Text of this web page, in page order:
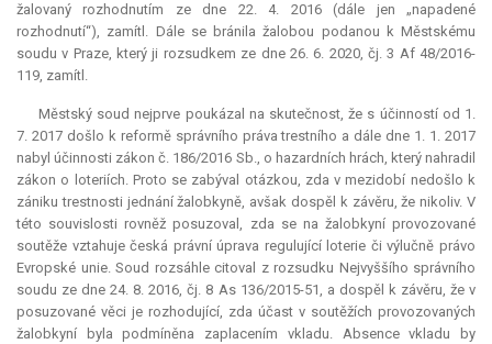
žalovaný rozhodnutím ze dne 22. 4. 2016 (dále jen „napadené
rozhodnutí“), zamítl. Dále se bránila žalobou podanou k Městskému
soudu v Praze, který ji rozsudkem ze dne 26. 6. 2020, čj. 3 Af 48/2016-
119, zamítl.
Městský soud nejprve poukázal na skutečnost, že s účinností od 1.
7. 2017 došlo k reformě správního práva trestního a dále dne 1. 1. 2017
nabyl účinnosti zákon č. 186/2016 Sb., o hazardních hrách, který nahradil
zákon o loteriích. Proto se zabýval otázkou, zda v mezidobí nedošlo k
zániku trestnosti jednání žalobkyně, avšak dospěl k závěru, že nikoliv. V
této souvislosti rovněž posuzoval, zda se na žalobkyní provozované
soutěže vztahuje česká právní úprava regulující loterie či výlučně právo
Evropské unie. Soud rozsáhle citoval z rozsudku Nejvyššího správního
soudu ze dne 24. 8. 2016, čj. 8 As 136/2015-51, a dospěl k závěru, že v
posuzované věci je rozhodující, zda účast v soutěžích provozovaných
žalobkyní byla podmíněna zaplacením vkladu. Absence vkladu by